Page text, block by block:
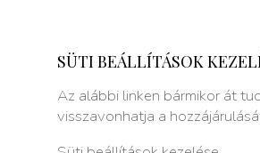
SÜTI BEÁLLÍTÁSOK
Az alábbi linken bármikor át
visszavonhatja a